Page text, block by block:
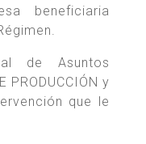
beneficiaria
de Asuntos
PRODUCCIÓN y
que le